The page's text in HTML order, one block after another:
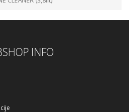
78,38 €
u košaricu
INFO